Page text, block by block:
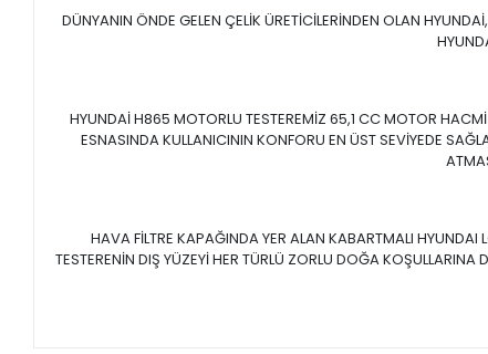
DÜNYANIN ÖNDE GELEN ÇELİK ÜRETİCİLERİNDEN OLAN
HYUNDAİ H865 MOTORLU TESTEREMİZ 65,1 CC MOTOR HACMİ
ESNASINDA KULLANICININ KONFORU EN ÜST SEVİYEDE
HAVA FİLTRE KAPAĞINDA YER ALAN KABARTMALI HYUNDAI
TESTERENİN DIŞ YÜZEYİ HER TÜRLÜ ZORLU DOĞA